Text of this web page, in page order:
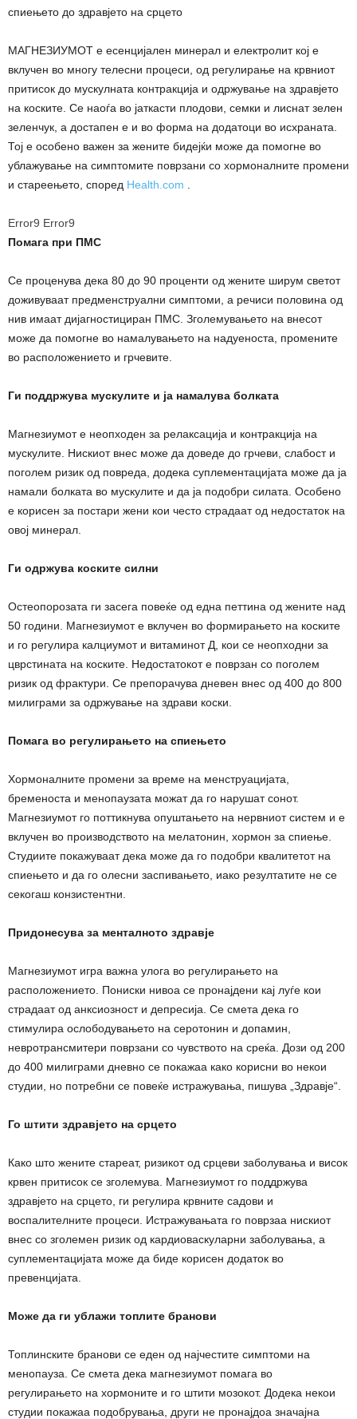
спиењето до здравјето на срцето
МАГНЕЗИУМОТ е есенцијален минерал и електролит кој е
вклучен во многу телесни процеси, од регулирање на крвниот
притисок до мускулната контракција и одржување на здравјето
на коските. Се наоѓа во јаткасти плодови, семки и лиснат зелен
зеленчук, а достапен е и во форма на додатоци во исхраната.
Тој е особено важен за жените бидејќи може да помогне во
ублажување на симптомите поврзани со хормоналните промени
и стареењето, според Health.com
Error9 Error9
Помага при ПМС
Се проценува дека 80 до 90 проценти од жените ширум светот
доживуваат предменструални симптоми, а речиси половина од
нив имаат дијагностициран ПМС. Зголемувањето на внесот
може да помогне во намалувањето на надуеноста, промените
во расположението и грчевите.
Ги поддржува мускулите и ја намалува болката
Магнезиумот е неопходен за релаксација и контракција на
мускулите. Нискиот внес може да доведе до грчеви, слабост и
поголем ризик од повреда, додека суплементацијата може да ја
намали болката во мускулите и да ја подобри силата. Особено
е корисен за постари жени кои често страдаат од недостаток на
овој минерал.
Ги одржува коските силни
Остеопорозата ги засега повеќе од една петтина од жените над
50 години. Магнезиумот е вклучен во формирањето на коските
и го регулира калциумот и витаминот Д, кои се неопходни за
цврстината на коските. Недостатокот е поврзан со поголем
ризик од фрактури. Се препорачува дневен внес од 400 до 800
милиграми за одржување на здрави коски.
Помага во регулирањето на спиењето
Хормоналните промени за време на менструацијата,
бременоста и менопаузата можат да го нарушат сонот.
Магнезиумот го поттикнува опуштањето на нервниот систем и е
вклучен во производството на мелатонин, хормон за спиење.
Студиите покажуваат дека може да го подобри квалитетот на
спиењето и да го олесни заспивањето, иако резултатите не се
секогаш конзистентни.
Придонесува за менталното здравје
Магнезиумот игра важна улога во регулирањето на
расположението. Пониски нивоа се пронајдени кај луѓе кои
страдаат од анксиозност и депресија. Се смета дека го
стимулира ослободувањето на серотонин и допамин,
невротрансмитери поврзани со чувството на среќа. Дози од 200
до 400 милиграми дневно се покажаа како корисни во некои
студии, но потребни се повеќе истражувања, пишува „Здравје“.
Го штити здравјето на срцето
Како што жените стареат, ризикот од срцеви заболувања и висок
крвен притисок се зголемува. Магнезиумот го поддржува
здравјето на срцето, ги регулира крвните садови и
воспалителните процеси. Истражувањата го поврзаа нискиот
внес со зголемен ризик од кардиоваскуларни заболувања, а
суплементацијата може да биде корисен додаток во
превенцијата.
Може да ги ублажи топлите бранови
Топлинските бранови се еден од најчестите симптоми на
менопауза. Се смета дека магнезиумот помага во
регулирањето на хормоните и го штити мозокот. Додека некои
студии покажаа подобрувања, други не пронајдоа значајна